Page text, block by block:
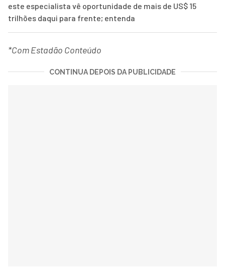
este especialista vê oportunidade de mais de US$ 15
trilhões daqui para frente; entenda
*Com Estadão Conteúdo
CONTINUA DEPOIS DA PUBLICIDADE